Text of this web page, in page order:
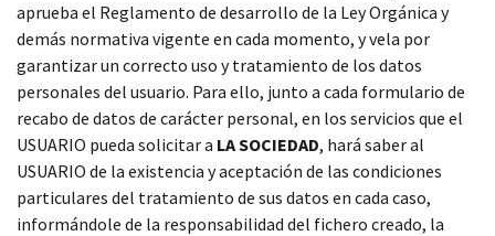
aprueba el Reglamento de desarrollo de la Ley Orgánica y
demás normativa vigente en cada momento, y vela por
garantizar un correcto uso y tratamiento de los datos
personales del usuario. Para ello, junto a cada formulario de
recabo de datos de carácter personal, en los servicios que el
USUARIO pueda solicitar a LA SOCIEDAD, hará saber al
USUARIO de la existencia y aceptación de las condiciones
particulares del tratamiento de sus datos en cada caso,
informándole de la responsabilidad del fichero creado, la